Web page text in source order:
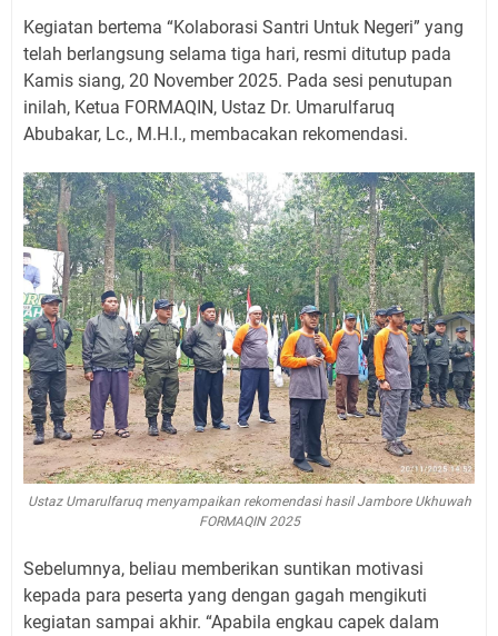
Kegiatan bertema “Kolaborasi Santri Untuk Negeri” yang
telah berlangsung selama tiga hari, resmi ditutup pada
Kamis siang, 20 November 2025. Pada sesi penutupan
inilah, Ketua FORMAQIN, Ustaz Dr. Umarulfaruq
Abubakar, Lc., M.H.I., membacakan rekomendasi.
Ustaz Umarulfaruq menyampaikan rekomendasi hasil Jambore Ukhuwah
FORMAQIN 2025
Sebelumnya, beliau memberikan suntikan motivasi
kepada para peserta yang dengan gagah mengikuti
kegiatan sampai akhir. “Apabila engkau capek dalam